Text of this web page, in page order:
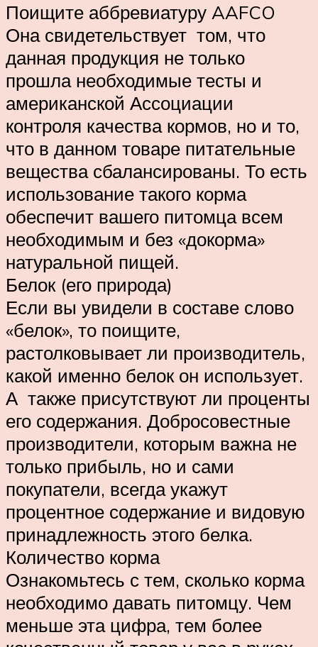
Поищите аббревиатуру AAFCO
Она свидетельствует том, что
данная продукция не только
прошла необходимые тесты и
американской Ассоциации
контроля качества кормов, но и то,
что в данном товаре питательные
вещества сбалансированы. То есть
использование такого корма
обеспечит вашего питомца всем
необходимым и без «докорма»
натуральной пищей.
Белок (его природа)
Если вы увидели в составе слово
«белок», то поищите,
растолковывает ли производитель,
какой именно белок он использует.
А также присутствуют ли проценты
его содержания. Добросовестные
производители, которым важна не
только прибыль, но и сами
покупатели, всегда укажут
процентное содержание и видовую
принадлежность этого белка.
Количество корма
Ознакомьтесь с тем, сколько корма
необходимо давать питомцу. Чем
меньше эта цифра, тем более